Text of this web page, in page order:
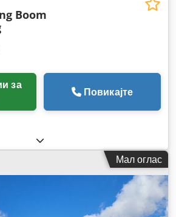
Boom
Повикајте
Мал оглас